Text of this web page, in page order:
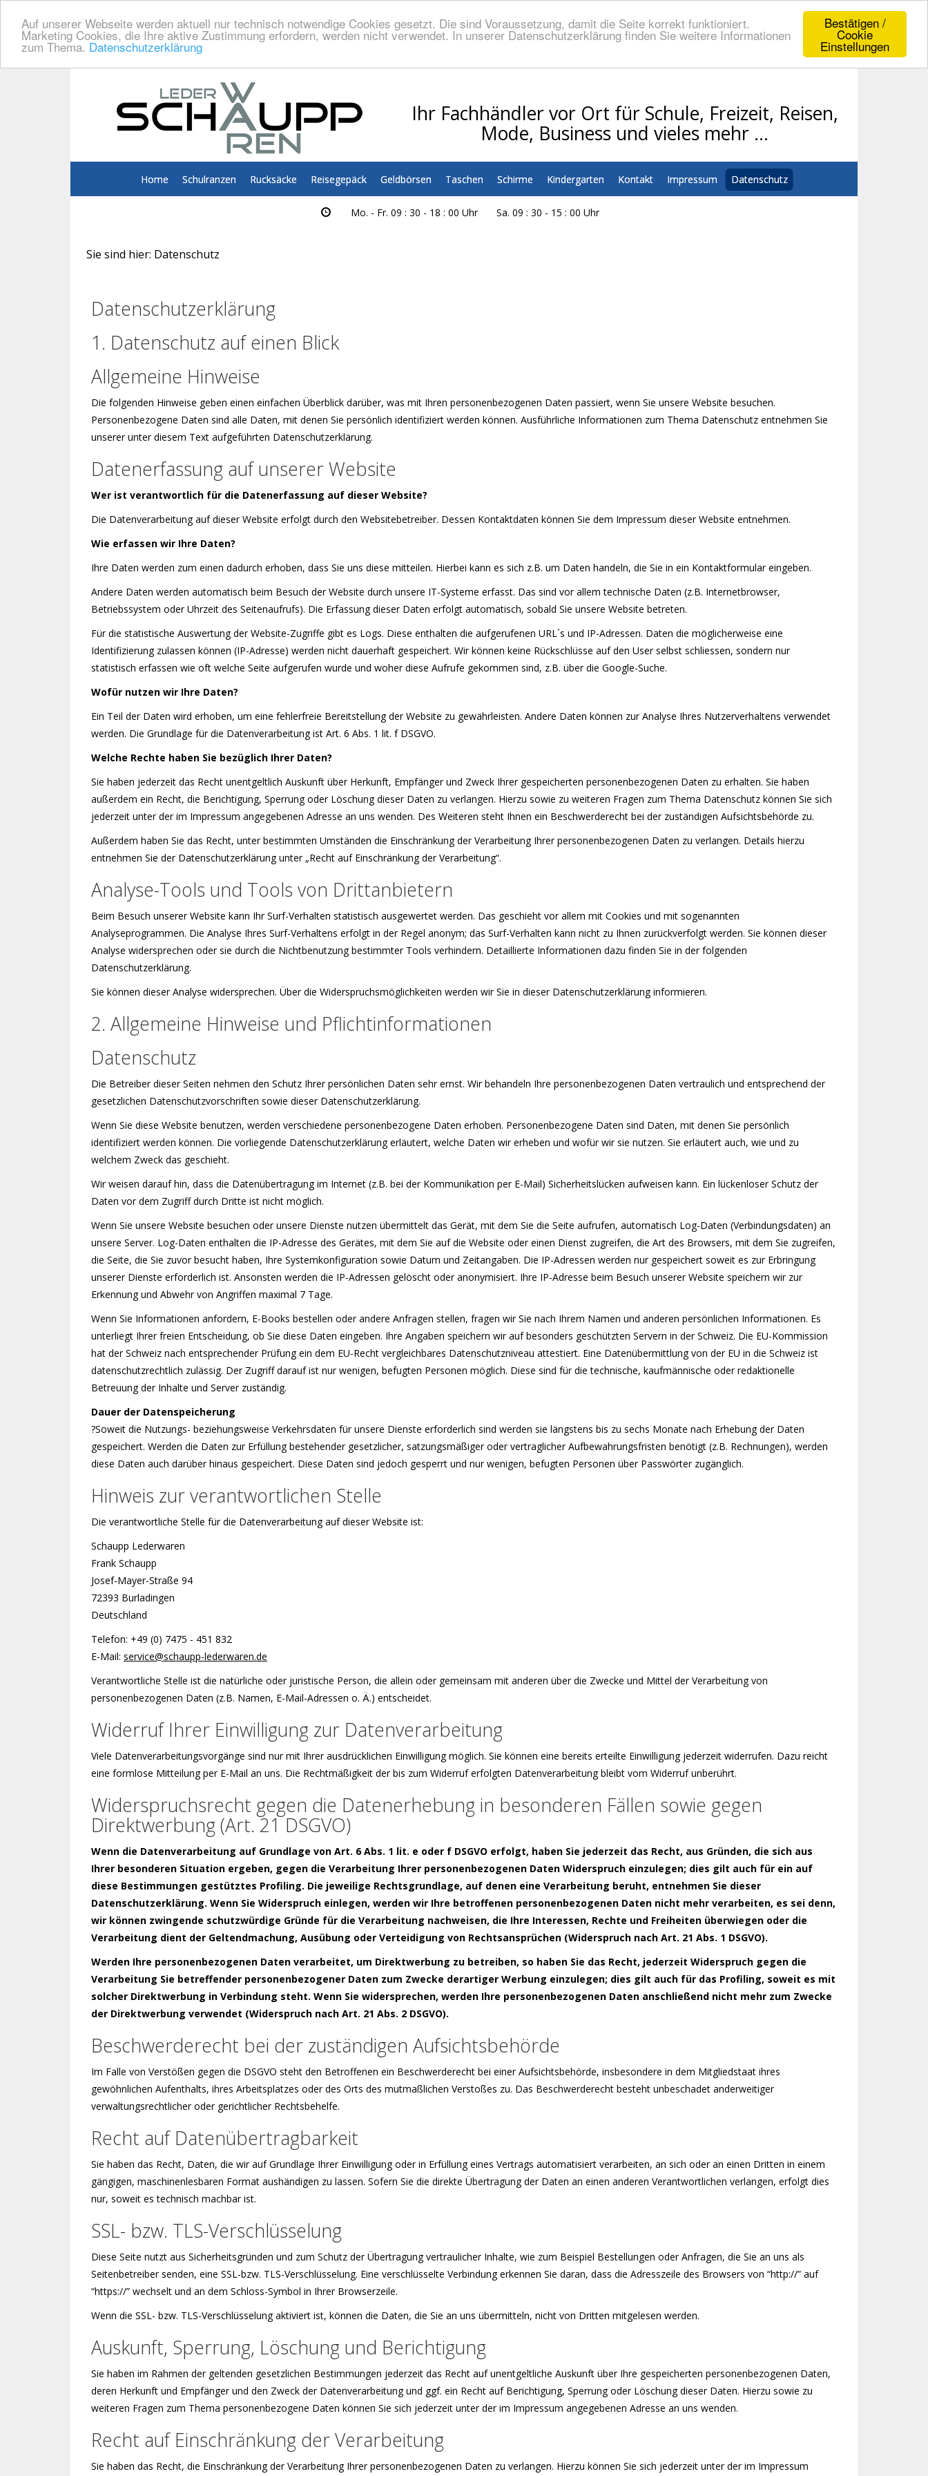
Bestätigen /
Cookie
Einstellungen
Auf unserer Webseite werden aktuell nur technisch notwendige Cookies gesetzt. Die sind Voraussetzung, damit die Seite korrekt funktioniert.
Marketing Cookies, die Ihre aktive Zustimmung erfordern, werden nicht verwendet. In unserer Datenschutzerklärung finden Sie weitere Informationen
zum Thema. Datenschutzerklärung
Ihr Fachhändler vor Ort für Schule, Freizeit, Reisen,
Mode, Business und vieles mehr …
Home Schulranzen Rucksäcke Reisegepäck Geldbörsen Taschen Schirme Kindergarten Kontakt Impressum Datenschutz
Mo. - Fr. 09 : 30 - 18 : 00 Uhr Sa. 09 : 30 - 15 : 00 Uhr
Sie sind hier: Datenschutz
Datenschutzerklärung
1. Datenschutz auf einen Blick
Allgemeine Hinweise
Die folgenden Hinweise geben einen einfachen Überblick darüber, was mit Ihren personenbezogenen Daten passiert, wenn Sie unsere Website besuchen.
Personenbezogene Daten sind alle Daten, mit denen Sie persönlich identifiziert werden können. Ausführliche Informationen zum Thema Datenschutz entnehmen Sie
unserer unter diesem Text aufgeführten Datenschutzerklärung.
Datenerfassung auf unserer Website
Wer ist verantwortlich für die Datenerfassung auf dieser Website?
Die Datenverarbeitung auf dieser Website erfolgt durch den Websitebetreiber. Dessen Kontaktdaten können Sie dem Impressum dieser Website entnehmen.
Wie erfassen wir Ihre Daten?
Ihre Daten werden zum einen dadurch erhoben, dass Sie uns diese mitteilen. Hierbei kann es sich z.B. um Daten handeln, die Sie in ein Kontaktformular eingeben.
Andere Daten werden automatisch beim Besuch der Website durch unsere IT-Systeme erfasst. Das sind vor allem technische Daten (z.B. Internetbrowser,
Betriebssystem oder Uhrzeit des Seitenaufrufs). Die Erfassung dieser Daten erfolgt automatisch, sobald Sie unsere Website betreten.
Für die statistische Auswertung der Website-Zugriffe gibt es Logs. Diese enthalten die aufgerufenen URL´s und IP-Adressen. Daten die möglicherweise eine
Identifizierung zulassen können (IP-Adresse) werden nicht dauerhaft gespeichert. Wir können keine Rückschlüsse auf den User selbst schliessen, sondern nur
statistisch erfassen wie oft welche Seite aufgerufen wurde und woher diese Aufrufe gekommen sind, z.B. über die Google-Suche.
Wofür nutzen wir Ihre Daten?
Ein Teil der Daten wird erhoben, um eine fehlerfreie Bereitstellung der Website zu gewährleisten. Andere Daten können zur Analyse Ihres Nutzerverhaltens verwendet
werden. Die Grundlage für die Datenverarbeitung ist Art. 6 Abs. 1 lit. f DSGVO.
Welche Rechte haben Sie bezüglich Ihrer Daten?
Sie haben jederzeit das Recht unentgeltlich Auskunft über Herkunft, Empfänger und Zweck Ihrer gespeicherten personenbezogenen Daten zu erhalten. Sie haben
außerdem ein Recht, die Berichtigung, Sperrung oder Löschung dieser Daten zu verlangen. Hierzu sowie zu weiteren Fragen zum Thema Datenschutz können Sie sich
jederzeit unter der im Impressum angegebenen Adresse an uns wenden. Des Weiteren steht Ihnen ein Beschwerderecht bei der zuständigen Aufsichtsbehörde zu.
Außerdem haben Sie das Recht, unter bestimmten Umständen die Einschränkung der Verarbeitung Ihrer personenbezogenen Daten zu verlangen. Details hierzu
entnehmen Sie der Datenschutzerklärung unter „Recht auf Einschränkung der Verarbeitung“.
Analyse-Tools und Tools von Drittanbietern
Beim Besuch unserer Website kann Ihr Surf-Verhalten statistisch ausgewertet werden. Das geschieht vor allem mit Cookies und mit sogenannten
Analyseprogrammen. Die Analyse Ihres Surf-Verhaltens erfolgt in der Regel anonym; das Surf-Verhalten kann nicht zu Ihnen zurückverfolgt werden. Sie können dieser
Analyse widersprechen oder sie durch die Nichtbenutzung bestimmter Tools verhindern. Detaillierte Informationen dazu finden Sie in der folgenden
Datenschutzerklärung.
Sie können dieser Analyse widersprechen. Über die Widerspruchsmöglichkeiten werden wir Sie in dieser Datenschutzerklärung informieren.
2. Allgemeine Hinweise und Pflichtinformationen
Datenschutz
Die Betreiber dieser Seiten nehmen den Schutz Ihrer persönlichen Daten sehr ernst. Wir behandeln Ihre personenbezogenen Daten vertraulich und entsprechend der
gesetzlichen Datenschutzvorschriften sowie dieser Datenschutzerklärung.
Wenn Sie diese Website benutzen, werden verschiedene personenbezogene Daten erhoben. Personenbezogene Daten sind Daten, mit denen Sie persönlich
identifiziert werden können. Die vorliegende Datenschutzerklärung erläutert, welche Daten wir erheben und wofür wir sie nutzen. Sie erläutert auch, wie und zu
welchem Zweck das geschieht.
Wir weisen darauf hin, dass die Datenübertragung im Internet (z.B. bei der Kommunikation per E-Mail) Sicherheitslücken aufweisen kann. Ein lückenloser Schutz der
Daten vor dem Zugriff durch Dritte ist nicht möglich.
Wenn Sie unsere Website besuchen oder unsere Dienste nutzen übermittelt das Gerät, mit dem Sie die Seite aufrufen, automatisch Log-Daten (Verbindungsdaten) an
unsere Server. Log-Daten enthalten die IP-Adresse des Gerätes, mit dem Sie auf die Website oder einen Dienst zugreifen, die Art des Browsers, mit dem Sie zugreifen,
die Seite, die Sie zuvor besucht haben, Ihre Systemkonfiguration sowie Datum und Zeitangaben. Die IP-Adressen werden nur gespeichert soweit es zur Erbringung
unserer Dienste erforderlich ist. Ansonsten werden die IP-Adressen gelöscht oder anonymisiert. Ihre IP-Adresse beim Besuch unserer Website speichern wir zur
Erkennung und Abwehr von Angriffen maximal 7 Tage.
Wenn Sie Informationen anfordern, E-Books bestellen oder andere Anfragen stellen, fragen wir Sie nach Ihrem Namen und anderen persönlichen Informationen. Es
unterliegt Ihrer freien Entscheidung, ob Sie diese Daten eingeben. Ihre Angaben speichern wir auf besonders geschützten Servern in der Schweiz. Die EU-Kommission
hat der Schweiz nach entsprechender Prüfung ein dem EU-Recht vergleichbares Datenschutzniveau attestiert. Eine Datenübermittlung von der EU in die Schweiz ist
datenschutzrechtlich zulässig. Der Zugriff darauf ist nur wenigen, befugten Personen möglich. Diese sind für die technische, kaufmännische oder redaktionelle
Betreuung der Inhalte und Server zuständig.
Dauer der Datenspeicherung
?Soweit die Nutzungs- beziehungsweise Verkehrsdaten für unsere Dienste erforderlich sind werden sie längstens bis zu sechs Monate nach Erhebung der Daten
gespeichert. Werden die Daten zur Erfüllung bestehender gesetzlicher, satzungsmäßiger oder vertraglicher Aufbewahrungsfristen benötigt (z.B. Rechnungen), werden
diese Daten auch darüber hinaus gespeichert. Diese Daten sind jedoch gesperrt und nur wenigen, befugten Personen über Passwörter zugänglich.
Hinweis zur verantwortlichen Stelle
Die verantwortliche Stelle für die Datenverarbeitung auf dieser Website ist:
Schaupp Lederwaren
Frank Schaupp
Josef-Mayer-Straße 94
72393 Burladingen
Deutschland
Telefon: +49 (0) 7475 - 451 832
E-Mail: service@schaupp-lederwaren.de
Verantwortliche Stelle ist die natürliche oder juristische Person, die allein oder gemeinsam mit anderen über die Zwecke und Mittel der Verarbeitung von
personenbezogenen Daten (z.B. Namen, E-Mail-Adressen o. Ä.) entscheidet.
Widerruf Ihrer Einwilligung zur Datenverarbeitung
Viele Datenverarbeitungsvorgänge sind nur mit Ihrer ausdrücklichen Einwilligung möglich. Sie können eine bereits erteilte Einwilligung jederzeit widerrufen. Dazu reicht
eine formlose Mitteilung per E-Mail an uns. Die Rechtmäßigkeit der bis zum Widerruf erfolgten Datenverarbeitung bleibt vom Widerruf unberührt.
Widerspruchsrecht gegen die Datenerhebung in besonderen Fällen sowie gegen
Direktwerbung (Art. 21 DSGVO)
Wenn die Datenverarbeitung auf Grundlage von Art. 6 Abs. 1 lit. e oder f DSGVO erfolgt, haben Sie jederzeit das Recht, aus Gründen, die sich aus
Ihrer besonderen Situation ergeben, gegen die Verarbeitung Ihrer personenbezogenen Daten Widerspruch einzulegen; dies gilt auch für ein auf
diese Bestimmungen gestütztes Profiling. Die jeweilige Rechtsgrundlage, auf denen eine Verarbeitung beruht, entnehmen Sie dieser
Datenschutzerklärung. Wenn Sie Widerspruch einlegen, werden wir Ihre betroffenen personenbezogenen Daten nicht mehr verarbeiten, es sei denn,
wir können zwingende schutzwürdige Gründe für die Verarbeitung nachweisen, die Ihre Interessen, Rechte und Freiheiten überwiegen oder die
Verarbeitung dient der Geltendmachung, Ausübung oder Verteidigung von Rechtsansprüchen (Widerspruch nach Art. 21 Abs. 1 DSGVO).
Werden Ihre personenbezogenen Daten verarbeitet, um Direktwerbung zu betreiben, so haben Sie das Recht, jederzeit Widerspruch gegen die
Verarbeitung Sie betreffender personenbezogener Daten zum Zwecke derartiger Werbung einzulegen; dies gilt auch für das Profiling, soweit es mit
solcher Direktwerbung in Verbindung steht. Wenn Sie widersprechen, werden Ihre personenbezogenen Daten anschließend nicht mehr zum Zwecke
der Direktwerbung verwendet (Widerspruch nach Art. 21 Abs. 2 DSGVO).
Beschwerderecht bei der zuständigen Aufsichtsbehörde
Im Falle von Verstößen gegen die DSGVO steht den Betroffenen ein Beschwerderecht bei einer Aufsichtsbehörde, insbesondere in dem Mitgliedstaat ihres
gewöhnlichen Aufenthalts, ihres Arbeitsplatzes oder des Orts des mutmaßlichen Verstoßes zu. Das Beschwerderecht besteht unbeschadet anderweitiger
verwaltungsrechtlicher oder gerichtlicher Rechtsbehelfe.
Recht auf Datenübertragbarkeit
Sie haben das Recht, Daten, die wir auf Grundlage Ihrer Einwilligung oder in Erfüllung eines Vertrags automatisiert verarbeiten, an sich oder an einen Dritten in einem
gängigen, maschinenlesbaren Format aushändigen zu lassen. Sofern Sie die direkte Übertragung der Daten an einen anderen Verantwortlichen verlangen, erfolgt dies
nur, soweit es technisch machbar ist.
SSL- bzw. TLS-Verschlüsselung
Diese Seite nutzt aus Sicherheitsgründen und zum Schutz der Übertragung vertraulicher Inhalte, wie zum Beispiel Bestellungen oder Anfragen, die Sie an uns als
Seitenbetreiber senden, eine SSL-bzw. TLS-Verschlüsselung. Eine verschlüsselte Verbindung erkennen Sie daran, dass die Adresszeile des Browsers von “http://” auf
“https://” wechselt und an dem Schloss-Symbol in Ihrer Browserzeile.
Wenn die SSL- bzw. TLS-Verschlüsselung aktiviert ist, können die Daten, die Sie an uns übermitteln, nicht von Dritten mitgelesen werden.
Auskunft, Sperrung, Löschung und Berichtigung
Sie haben im Rahmen der geltenden gesetzlichen Bestimmungen jederzeit das Recht auf unentgeltliche Auskunft über Ihre gespeicherten personenbezogenen Daten,
deren Herkunft und Empfänger und den Zweck der Datenverarbeitung und ggf. ein Recht auf Berichtigung, Sperrung oder Löschung dieser Daten. Hierzu sowie zu
weiteren Fragen zum Thema personenbezogene Daten können Sie sich jederzeit unter der im Impressum angegebenen Adresse an uns wenden.
Recht auf Einschränkung der Verarbeitung
Sie haben das Recht, die Einschränkung der Verarbeitung Ihrer personenbezogenen Daten zu verlangen. Hierzu können Sie sich jederzeit unter der im Impressum